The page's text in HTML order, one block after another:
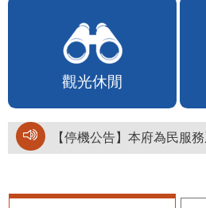
觀光休閒